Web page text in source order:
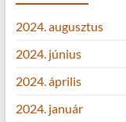
2024. augusztus
2024. június
2024. április
2024. január